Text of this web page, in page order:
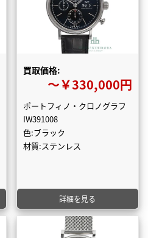
買取価格:
〜￥330,000円
ポートフィノ・クロノグラフ
IW391008
色:ブラック
材質:ステンレス
詳細を見る